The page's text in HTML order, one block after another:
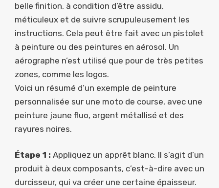
belle finition, à condition d’être assidu,
méticuleux et de suivre scrupuleusement les
instructions. Cela peut être fait avec un pistolet
à peinture ou des peintures en aérosol. Un
aérographe n’est utilisé que pour de très petites
zones, comme les logos.
Voici un résumé d’un exemple de peinture
personnalisée sur une moto de course, avec une
peinture jaune fluo, argent métallisé et des
rayures noires.
Étape 1 : Appliquez un apprêt blanc. Il s’agit d’un
produit à deux composants, c’est-à-dire avec un
durcisseur, qui va créer une certaine épaisseur.